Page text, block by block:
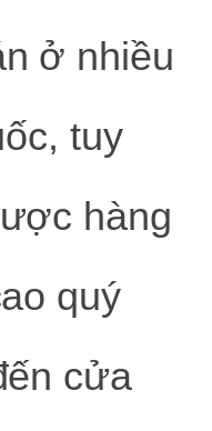
ở nhiều
tuy
hàng
quý
cửa